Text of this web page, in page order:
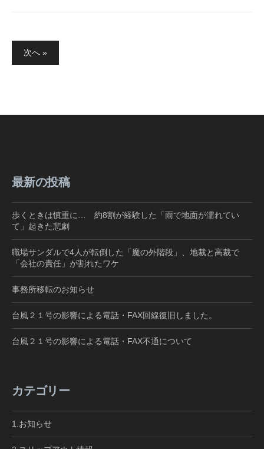
稿
ー
次へ »
最新の投稿
歩くときは慎重に… 約8割が経験した「雨で地面が濡れてい
て」起きた悲劇
職場サンダルで4人が転倒した「魔の外階段」、地裁と高裁で
「会社の責任」が割れたワケ
事務所移転のお知らせ
台風２１号の影響による電話・FAX回線復旧しました。
台風２１号の影響による電話・FAX不通について
カテゴリー
1.お知らせ